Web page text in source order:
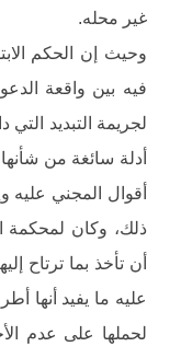
غير محله.
وحيث إن الحكم
فيه بين واقعة
لجريمة التبديد
أدلة سائغة من
أقوال المجني عليه
ذلك، وكان لمحكمة
أن تأخذ بما ترتاح
عليه ما يفيد أنها
لحملها على عدم